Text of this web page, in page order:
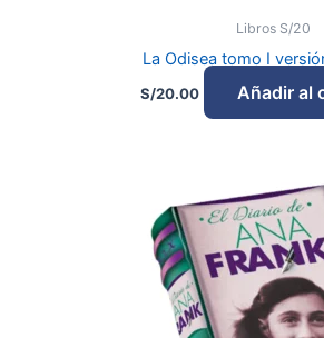
Libros S/20
La Odisea tomo I
S/20.00 Añadir al